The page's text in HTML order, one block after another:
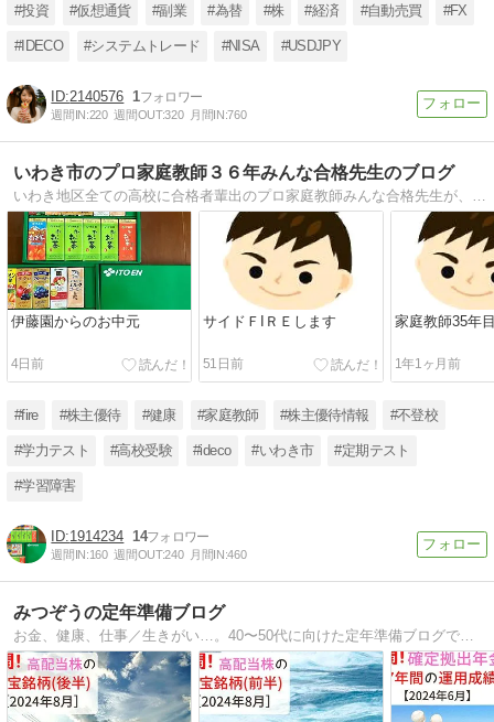
#投資 #仮想通貨 #副業 #為替 #株 #経済 #自動売買 #FX
#IDECO #システムトレード #NISA #USDJPY
2140576 1
週間IN:220 週間OUT:320 月間IN:760
いわき市のプロ家庭教師３６年みんな合格先生のブログ
いわき地区全ての高校に合格者輩出のプロ家庭教師みんな合格先生が、今伝えたいこと。個人契約（直接契約）のブログです。
伊藤園からのお中元
4日前
サイドＦIＲＥします
51日前
家庭教師35年
1年1ヶ月前
#fire #株主優待 #健康 #家庭教師 #株主優待情報 #不登校
#学力テスト #高校受験 #ideco #いわき市 #定期テスト
#学習障害
1914234 14
週間IN:160 週間OUT:240 月間IN:460
みつぞうの定年準備ブログ
お金、健康、仕事／生きがい…。40〜50代に向けた定年準備ブログです。投資経験25年の みつぞう が今まさに進めている定年準備の知識をもとに、定年後に向けて必要な情報を発信します。